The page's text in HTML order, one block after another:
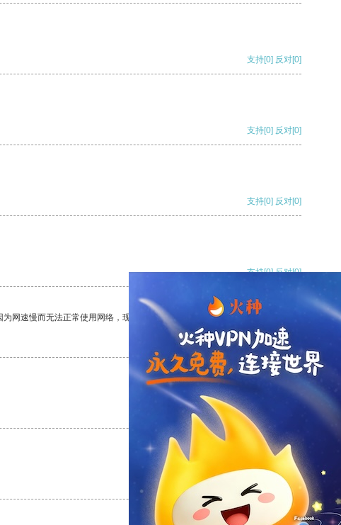
支持[0] 反对[0]
支持[0] 反对[0]
支持[0] 反对[0]
支持[0] 反对[0]
网速慢而无法正常使用网络，现在有了这个app，我再也不用担心了。
支持[0] 反对
支持
支持 反对 [0]